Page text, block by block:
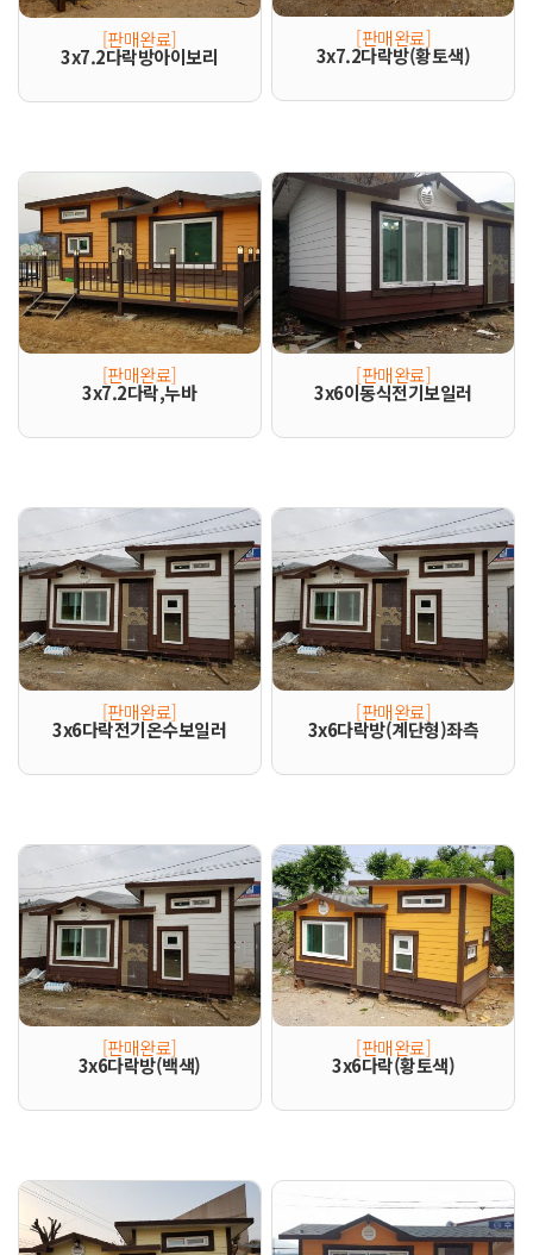
[판매완료]
3x7.2다락방아이보리
[판매완료]
3x7.2다락방(황토색)
[판매완료]
3x7.2다락,누바
[판매완료]
3x6이동식전기보일러
[판매완료]
3x6다락전기온수보일러
[판매완료]
3x6다락방(계단형)좌측
[판매완료]
3x6다락방(백색)
[판매완료]
3x6다락(황토색)